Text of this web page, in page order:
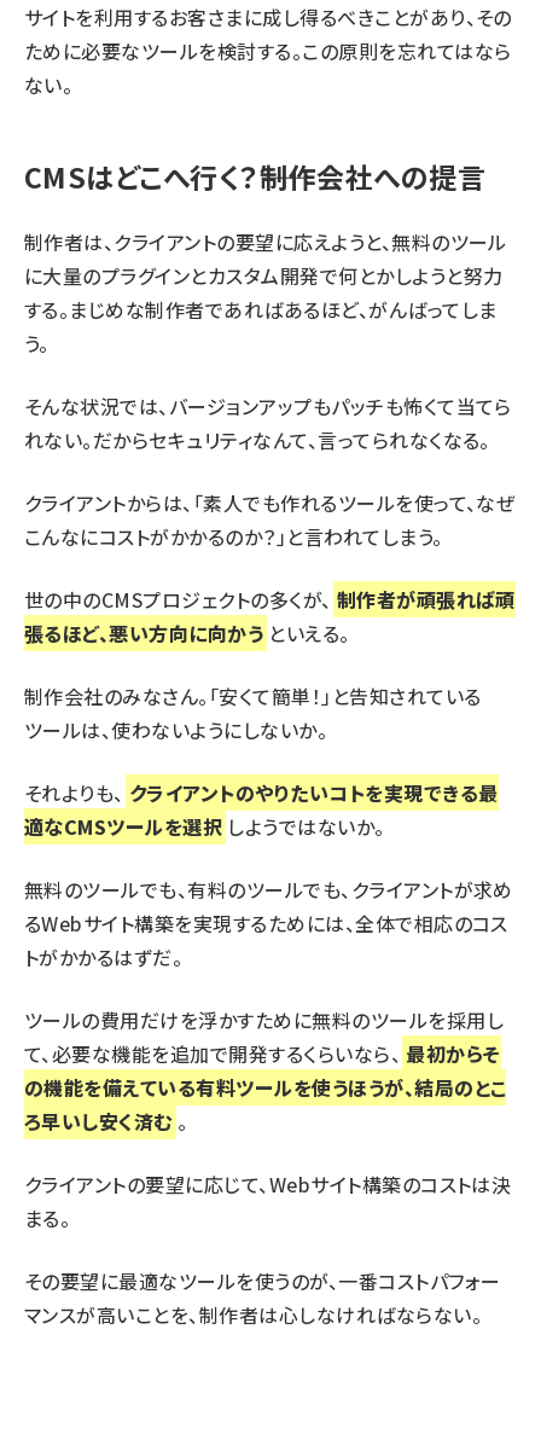
サイトを利用するお客さまに成し得るべきことがあり、その
ために必要なツールを検討する。この原則を忘れてはなら
ない。
CMSはどこへ行く？――制作会社への提言
制作者は、クライアントの要望に応えようと、無料のツール
に大量のプラグインとカスタム開発で何とかしようと努力
する。まじめな制作者であればあるほど、がんばってしま
う。
そんな状況では、バージョンアップもパッチも怖くて当てら
れない。だからセキュリティなんて、言ってられなくなる。
クライアントからは、「素人でも作れるツールを使って、なぜ
こんなにコストがかかるのか？」と言われてしまう。
世の中のCMSプロジェクトの多くが、 制作者が頑張れば頑
張るほど、悪い方向に向かう といえる。
制作会社のみなさん。「安くて簡単！」と告知されている
ツールは、使わないようにしないか。
それよりも、 クライアントのやりたいコトを実現できる最
適なCMSツールを選択 しようではないか。
無料のツールでも、有料のツールでも、クライアントが求め
るWebサイト構築を実現するためには、全体で相応のコス
トがかかるはずだ。
ツールの費用だけを浮かすために無料のツールを採用し
て、必要な機能を追加で開発するくらいなら、 最初からそ
の機能を備えている有料ツールを使うほうが、結局のとこ
ろ早いし安く済む 。
クライアントの要望に応じて、Webサイト構築のコストは決
まる。
その要望に最適なツールを使うのが、一番コストパフォー
マンスが高いことを、制作者は心しなければならない。